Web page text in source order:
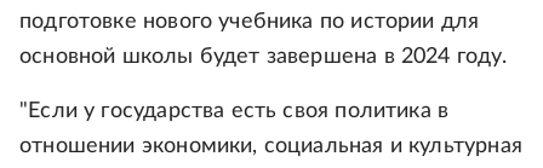
подготовке нового учебника по истории для
основной школы будет завершена в 2024 году.
"Если у государства есть своя политика в
отношении экономики, социальная и культурная